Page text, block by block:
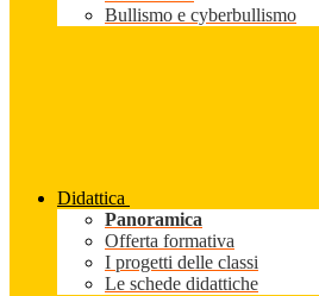
Bullismo e cyberbullismo
Didattica
Panoramica
Offerta formativa
I progetti delle classi
Le schede didattiche